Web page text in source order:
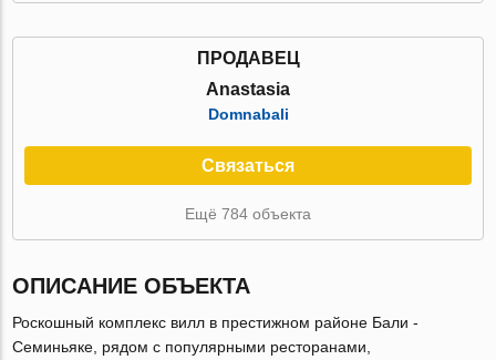
ПРОДАВЕЦ
Anastasia
Domnabali
Связаться
Ещё 784 объекта
ОПИСАНИЕ ОБЪЕКТА
Роскошный комплекс вилл в престижном районе Бали -
Семиньяке, рядом с популярными ресторанами,